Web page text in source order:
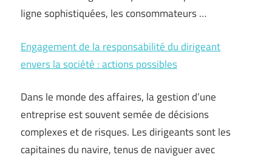
ligne sophistiquées, les consommateurs …
Engagement de la responsabilité du dirigeant
envers la société : actions possibles
Dans le monde des affaires, la gestion d’une
entreprise est souvent semée de décisions
complexes et de risques. Les dirigeants sont les
capitaines du navire, tenus de naviguer avec